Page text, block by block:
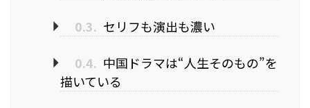
0.3. セリフも演出も濃い
0.4. 中国ドラマは“人生そのもの”を
描いている